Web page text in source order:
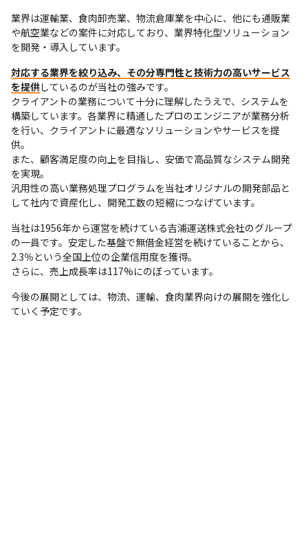
業界は運輸業、食肉卸売業、物流倉庫業を中心に、他にも通販業
や航空業などの案件に対応しており、業界特化型ソリューション
を開発・導入しています。
対応する業界を絞り込み、その分専門性と技術力の高いサービス
を提供しているのが当社の強みです。
クライアントの業務について十分に理解したうえで、システムを
構築しています。各業界に精通したプロのエンジニアが業務分析
を行い、クライアントに最適なソリューションやサービスを提
供。
また、顧客満足度の向上を目指し、安価で高品質なシステム開発
を実現。
汎用性の高い業務処理プログラムを当社オリジナルの開発部品と
して社内で資産化し、開発工数の短縮につなげています。
当社は1956年から運営を続けている吉浦運送株式会社のグループ
の一員です。安定した基盤で無借金経営を続けていることから、
2.3％という全国上位の企業信用度を獲得。
さらに、売上成長率は117%にのぼっています。
今後の展開としては、物流、運輸、食肉業界向けの展開を強化し
ていく予定です。